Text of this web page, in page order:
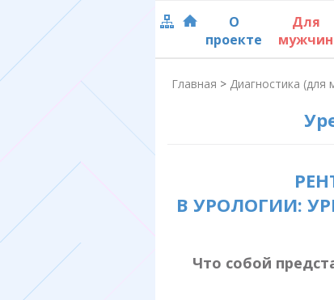
О
проекте
Для
мужчин
Главная > Диагностика (для
В УРОЛОГИИ:
Что собой